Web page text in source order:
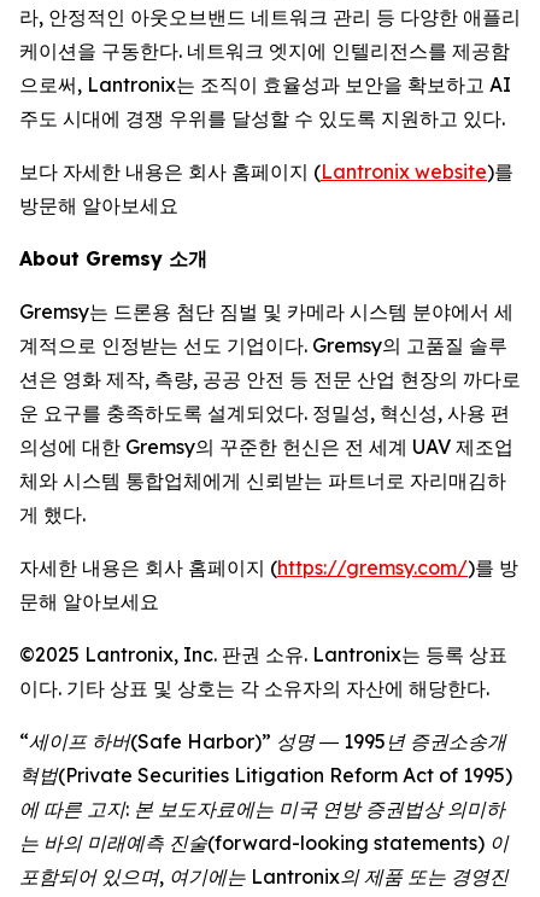
라, 안정적인 아웃오브밴드 네트워크 관리 등 다양한 애플리
케이션을 구동한다. 네트워크 엣지에 인텔리전스를 제공함
으로써, Lantronix는 조직이 효율성과 보안을 확보하고 AI
주도 시대에 경쟁 우위를 달성할 수 있도록 지원하고 있다.
보다 자세한 내용은 회사 홈페이지 (Lantronix website)를
방문해 알아보세요
About Gremsy 소개
Gremsy는 드론용 첨단 짐벌 및 카메라 시스템 분야에서 세
계적으로 인정받는 선도 기업이다. Gremsy의 고품질 솔루
션은 영화 제작, 측량, 공공 안전 등 전문 산업 현장의 까다로
운 요구를 충족하도록 설계되었다. 정밀성, 혁신성, 사용 편
의성에 대한 Gremsy의 꾸준한 헌신은 전 세계 UAV 제조업
체와 시스템 통합업체에게 신뢰받는 파트너로 자리매김하
게 했다.
자세한 내용은 회사 홈페이지 (https://gremsy.com/)를 방
문해 알아보세요
©2025 Lantronix, Inc. 판권 소유. Lantronix는 등록 상표
이다. 기타 상표 및 상호는 각 소유자의 자산에 해당한다.
“세이프 하버(Safe Harbor)” 성명 ― 1995년 증권소송개
혁법(Private Securities Litigation Reform Act of 1995)
에 따른 고지: 본 보도자료에는 미국 연방 증권법상 의미하
는 바의 미래예측 진술(forward-looking statements) 이
포함되어 있으며, 여기에는 Lantronix의 제품 또는 경영진